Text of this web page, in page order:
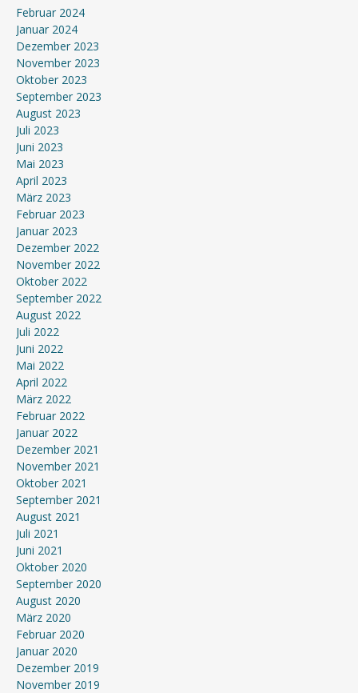
Februar 2024
Januar 2024
Dezember 2023
November 2023
Oktober 2023
September 2023
August 2023
Juli 2023
Juni 2023
Mai 2023
April 2023
März 2023
Februar 2023
Januar 2023
Dezember 2022
November 2022
Oktober 2022
September 2022
August 2022
Juli 2022
Juni 2022
Mai 2022
April 2022
März 2022
Februar 2022
Januar 2022
Dezember 2021
November 2021
Oktober 2021
September 2021
August 2021
Juli 2021
Juni 2021
Oktober 2020
September 2020
August 2020
März 2020
Februar 2020
Januar 2020
Dezember 2019
November 2019